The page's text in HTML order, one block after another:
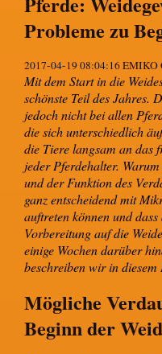
Probleme zu
2017-04-19 08:04:16 EMIKO
Mit dem Start in die
schönste Teil des Jahres.
jedoch nicht bei allen
die sich unterschiedlich
die Tiere langsam an das
jeder Pferdehalter.
und der Funktion des
ganz entscheidend mit
auftreten können und
Vorbereitung auf die
einige Wochen darüber
beschreiben wir in diesem
Mögliche
Beginn der